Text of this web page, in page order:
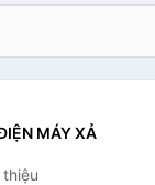
MÁY XẢ
thiệu